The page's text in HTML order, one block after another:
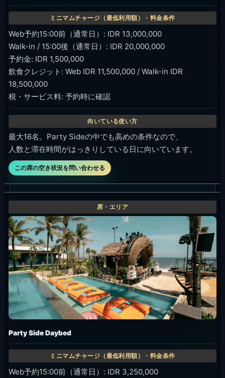
Web予約15:00前（通常日）: IDR 13,000,000
Walk-in / 15:00後（通常日）: IDR 20,000,000
予約金: IDR 1,500,000
飲食クレジット: Web IDR 11,500,000 / Walk-in IDR
18,500,000
税・サービス料: 予約時に確認
最大16名。Party Sideの中でも高めの条件なので、
人数と滞在時間がはっきりしている日に向いています。
この席の空き状況を問い合わせる
Party Side Daybed
Web予約15:00前（通常日）: IDR 3,250,000